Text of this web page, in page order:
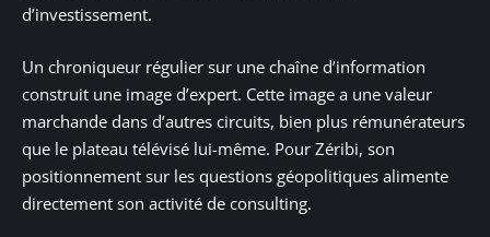
d’investissement.
Un chroniqueur régulier sur une chaîne d’information
construit une image d’expert. Cette image a une valeur
marchande dans d’autres circuits, bien plus rémunérateurs
que le plateau télévisé lui-même. Pour Zéribi, son
positionnement sur les questions géopolitiques alimente
directement son activité de consulting.